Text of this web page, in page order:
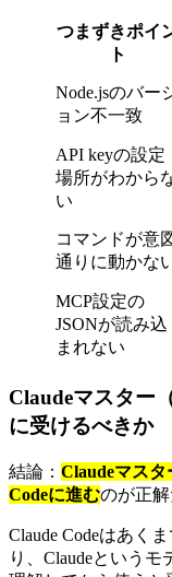
つまずきポイ
ト
Node.jsのバー
ョン不一致
API keyの設定
場所がわから
い
コマンドが意
通りに動かな
MCP設定の
JSONが読み込
まれない
Claudeマスター
に受けるべきか
結論： Claudeマス
Codeに進むのが正解
Claude Codeはあく
り、Claudeという